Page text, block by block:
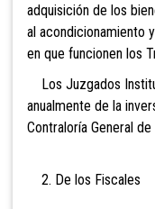
adquisición de los
al acondicionamiento
en que funcionen los
Los Juzgados
anualmente de la
Contraloría General de
2. De los Fiscales